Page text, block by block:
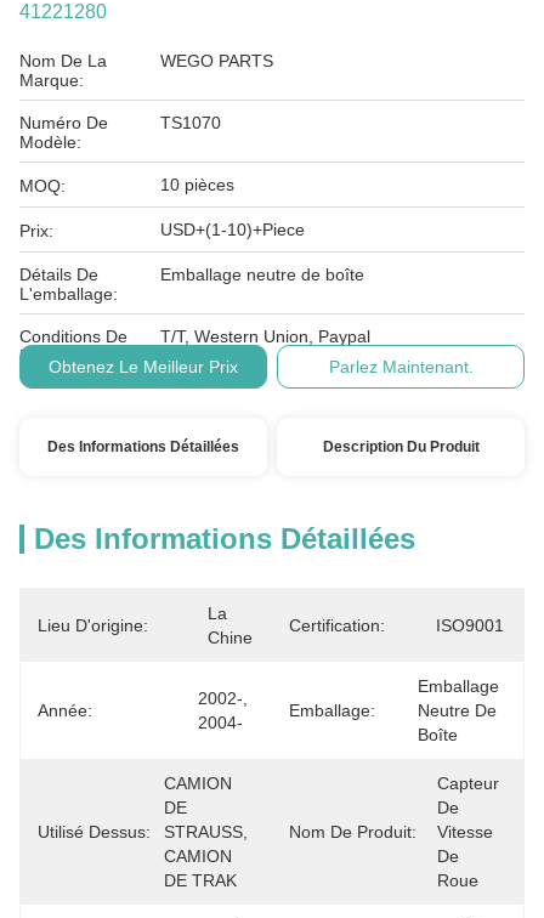
41221280
Nom De La
Marque:
WEGO PARTS
Numéro De
Modèle:
TS1070
MOQ: 10 pièces
Prix: USD+(1-10)+Piece
Détails De
L'emballage:
Emballage neutre de boîte
Conditions De
Paiement:
T/T, Western Union, Paypal
Obtenez Le Meilleur Prix
Parlez Maintenant.
Des Informations Détaillées Description Du Produit
Des Informations Détaillées
Lieu D'origine:
La
Chine
Certification: ISO9001
Année:
2002-,
2004-
Emballage:
Emballage
Neutre De
Boîte
Utilisé Dessus:
CAMION
DE
STRAUSS,
CAMION
DE TRAK
Nom De Produit:
Capteur
De
Vitesse
De
Roue